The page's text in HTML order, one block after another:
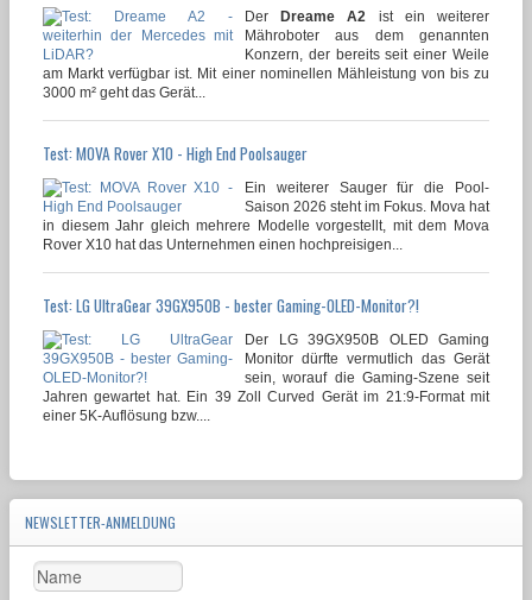
Der Dreame A2 ist ein weiterer
Mähroboter aus dem genannten
Konzern, der bereits seit einer Weile
am Markt verfügbar ist. Mit einer nominellen Mähleistung von bis zu
3000 m² geht das Gerät...
Test: MOVA Rover X10 - High End Poolsauger
Ein weiterer Sauger für die Pool-
Saison 2026 steht im Fokus. Mova hat
in diesem Jahr gleich mehrere Modelle vorgestellt, mit dem Mova
Rover X10 hat das Unternehmen einen hochpreisigen...
Test: LG UltraGear 39GX950B - bester Gaming-OLED-Monitor?!
Der LG 39GX950B OLED Gaming
Monitor dürfte vermutlich das Gerät
sein, worauf die Gaming-Szene seit
Jahren gewartet hat. Ein 39 Zoll Curved Gerät im 21:9-Format mit
einer 5K-Auflösung bzw....
NEWSLETTER-ANMELDUNG